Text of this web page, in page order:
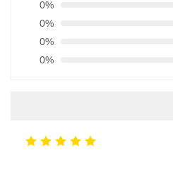
0%
0%
0%
0%